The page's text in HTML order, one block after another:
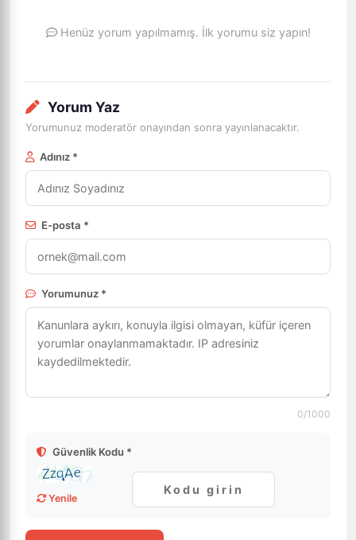
Henüz yorum yapılmamış. İlk yorumu siz yapın!
Yorum Yaz
Yorumunuz moderatör onayından sonra yayınlanacaktır.
Adınız *
E-posta *
Yorumunuz *
0/1000
Güvenlik Kodu *
Yenile